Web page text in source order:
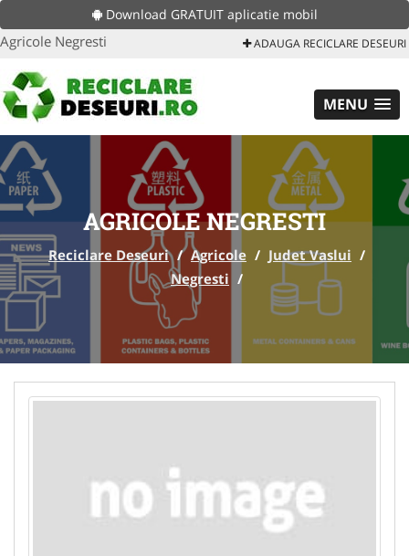
Download GRATUIT aplicatie mobil
Agricole Negresti ADAUGA RECICLARE DESEURI
MENU
AGRICOLE NEGRESTI
Reciclare Deseuri / Agricole / Judet Vaslui /
Negresti /